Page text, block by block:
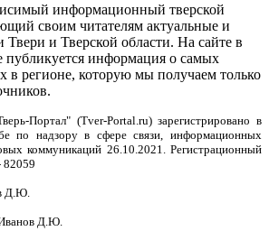
информационный тверской
своим читателям актуальные и
Твери и Тверской области. На сайте в
информация о самых
в регионе, которую мы получаем только
Портал" (Tver-Portal.ru) зарегистрировано в
по надзору в сфере связи, информационных
коммуникаций 26.10.2021. Регистрационный
Д.Ю.
Д.Ю.